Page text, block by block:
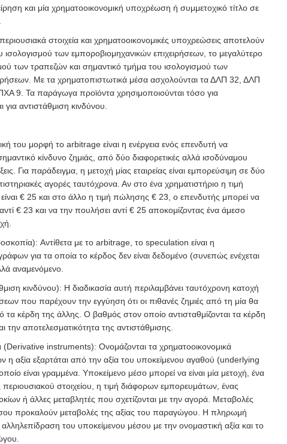
και μία χρηματοοικονομική υποχρέωση ή συμμετοχικό τίτλο σε
στοιχεία και χρηματοοικονομικές υποχρεώσεις αποτελούν
ισολογισμού των εμποροβιομηχανικών επιχειρήσεων, το μεγαλύτερο
των τραπεζών και σημαντικό τμήμα του ισολογισμού των
Με τα χρηματοπιστωτικά μέσα ασχολούνται τα ΔΛΠ 32, ΔΛΠ
9. Τα παράγωγα προϊόντα χρησιμοποιούνται τόσο για
αντιστάθμιση κινδύνου.
του μορφή το arbitrage είναι η ενέργεια ενός επενδυτή να
κίνδυνο ζημιάς, από δύο διαφορετικές αλλά ισοδύναμου
Για παράδειγμα, η μετοχή μίας εταιρείας είναι εμπορεύσιμη σε δύο
αγορές ταυτόχρονα. Αν στο ένα χρηματιστήριο η τιμή
€ 25 και στο άλλο η τιμή πώλησης € 23, ο επενδυτής μπορεί να
€ 23 και να την πουλήσει αντί € 25 αποκομίζοντας ένα άμεσο
Αντίθετα με το arbitrage, το speculation είναι η
για τα οποία το κέρδος δεν είναι δεδομένο (συνεπώς ενέχεται
αναμενόμενο.
κινδύνου): Η διαδικασία αυτή περιλαμβάνει ταυτόχρονη κατοχή
που παρέχουν την εγγύηση ότι οι πιθανές ζημιές από τη μία θα
τα κέρδη της άλλης. Ο βαθμός στον οποίο αντισταθμίζονται τα κέρδη
την αποτελεσματικότητα της αντιστάθμισης.
instruments): Ονομάζονται τα χρηματοοικονομικά
η αξία εξαρτάται από την αξία του υποκείμενου αγαθού (underlying
είναι γραμμένα. Υποκείμενο μέσο μπορεί να είναι μία μετοχή, ένα
περιουσιακού στοιχείου, η τιμή διάφορων εμπορευμάτων, ένας
ή άλλες μεταβλητές που σχετίζονται με την αγορά. Μεταβολές
προκαλούν μεταβολές της αξίας του παραγώγου. Η πληρωμή
αλληλεπίδραση του υποκείμενου μέσου με την ονομαστική αξία και το